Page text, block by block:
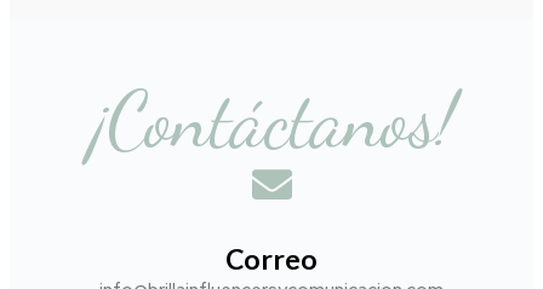
¡Contáctanos!
Correo